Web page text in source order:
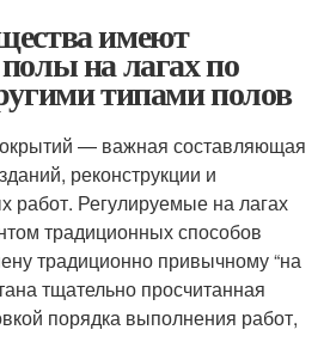
имеют
на лагах по
типами полов
— важная составляющая
реконструкции и
работ. Регулируемые на лагах
традиционных способов
традиционно привычному “на
тщательно просчитанная
порядка выполнения работ,